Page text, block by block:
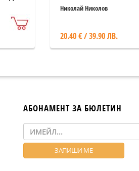
противодействие с
Николай Николов
20.40 € / 39.90 ЛВ.
АБОНАМЕНТ ЗА БЮЛЕТИН